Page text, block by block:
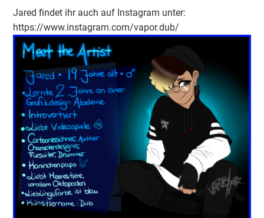
Jared findet ihr auch auf Instagram unter:
https://www.instagram.com/vapor.dub/